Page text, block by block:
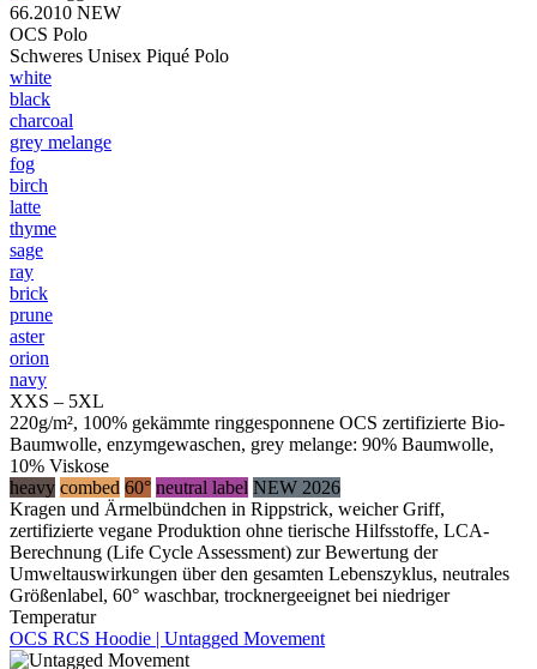
66.2010 NEW
OCS Polo
Schweres Unisex Piqué Polo
white
black
charcoal
grey melange
fog
birch
latte
thyme
sage
ray
brick
prune
aster
orion
navy
XXS – 5XL
220g/m², 100% gekämmte ringgesponnene OCS zertifizierte Bio-
Baumwolle, enzymgewaschen, grey melange: 90% Baumwolle,
10% Viskose
heavy combed 60° neutral label NEW 2026
Kragen und Ärmelbündchen in Rippstrick, weicher Griff,
zertifizierte vegane Produktion ohne tierische Hilfsstoffe, LCA-
Berechnung (Life Cycle Assessment) zur Bewertung der
Umweltauswirkungen über den gesamten Lebenszyklus, neutrales
Größenlabel, 60° waschbar, trocknergeeignet bei niedriger
Temperatur
OCS RCS Hoodie | Untagged Movement